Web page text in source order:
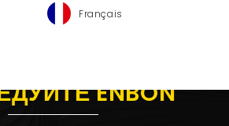
Français
ENBON